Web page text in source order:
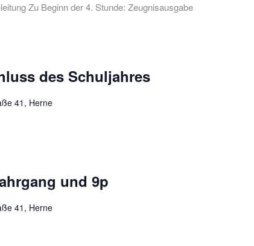
Zu Beginn der 4. Stunde: Zeugnisausgabe
des Schuljahres
41, Herne
und 9p
41, Herne